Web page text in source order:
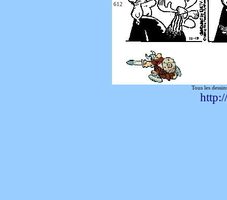
612
Tous les